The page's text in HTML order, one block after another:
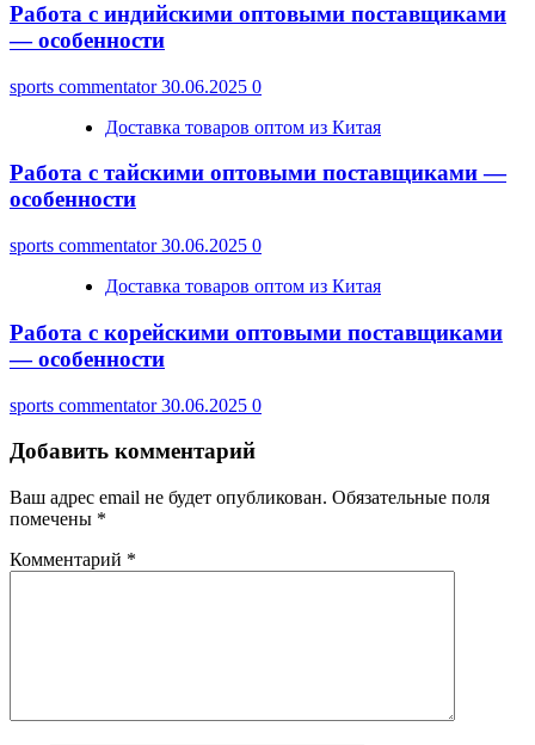
Работа с индийскими оптовыми поставщиками
— особенности
sports commentator30.06.2025 0
Доставка товаров оптом из Китая
Работа с тайскими оптовыми поставщиками —
особенности
sports commentator30.06.2025 0
Доставка товаров оптом из Китая
Работа с корейскими оптовыми поставщиками
— особенности
sports commentator30.06.2025 0
Добавить комментарий
Ваш адрес email не будет опубликован. Обязательные поля
помечены *
Комментарий *